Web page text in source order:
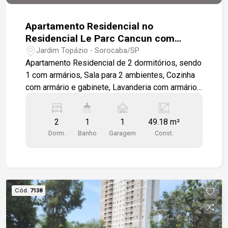
informações: (15) 99119-3018
Apartamento Residencial no
Residencial Le Parc Cancun com
49,18m² de 2 Quartos para venda e
locação
Jardim Topázio - Sorocaba/SP
Apartamento Residencial de 2 dormitórios, sendo
1 com armários, Sala para 2 ambientes, Cozinha
com armário e gabinete, Lavanderia com armário
azulejado, 1 vaga de garagem privativa e coberta.
Condominio com infra estrutura (Piscina Adulto e
Criança), Playground, 2 Quiosques, Salão de
2
Dorm.
1
Banho
1
Garagem
49.18 m²
Const.
Cód. 7138